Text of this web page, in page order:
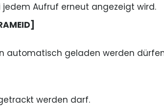
Aufruf erneut angezeigt wird.
automatisch geladen werden
werden darf.